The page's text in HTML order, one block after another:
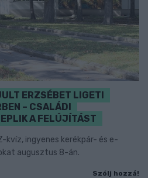
ERZSÉBET LIGETI
– CSALÁDI
A FELÚJÍTÁST
kvíz, ingyenes kerékpár- és e-
augusztus 8-án.
Szólj hozzá!